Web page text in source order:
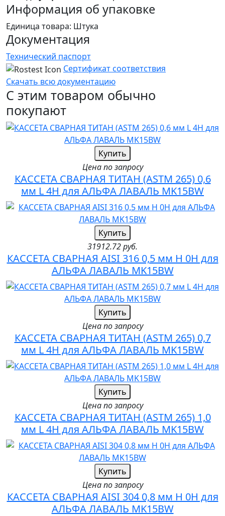
Информация об упаковке
Единица товара: Штука
Документация
Технический паспорт
Сертификат соответствия
Скачать всю документацию
С этим товаром обычно
покупают
Купить
Цена по запросу
КАССЕТА СВАРНАЯ ТИТАН (ASTM 265) 0,6
мм L 4H для АЛЬФА ЛАВАЛЬ MK15BW
Купить
31912.72 руб.
КАССЕТА СВАРНАЯ AISI 316 0,5 мм H 0H для
АЛЬФА ЛАВАЛЬ MK15BW
Купить
Цена по запросу
КАССЕТА СВАРНАЯ ТИТАН (ASTM 265) 0,7
мм L 4H для АЛЬФА ЛАВАЛЬ MK15BW
Купить
Цена по запросу
КАССЕТА СВАРНАЯ ТИТАН (ASTM 265) 1,0
мм L 4H для АЛЬФА ЛАВАЛЬ MK15BW
Купить
Цена по запросу
КАССЕТА СВАРНАЯ AISI 304 0,8 мм H 0H для
АЛЬФА ЛАВАЛЬ MK15BW